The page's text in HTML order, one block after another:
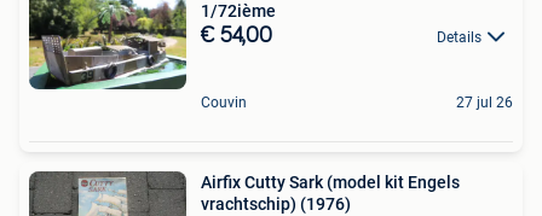
1/72ième
€ 54,00 Details
Couvin 27 jul 26
Airfix Cutty Sark (model kit Engels
vrachtschip) (1976)